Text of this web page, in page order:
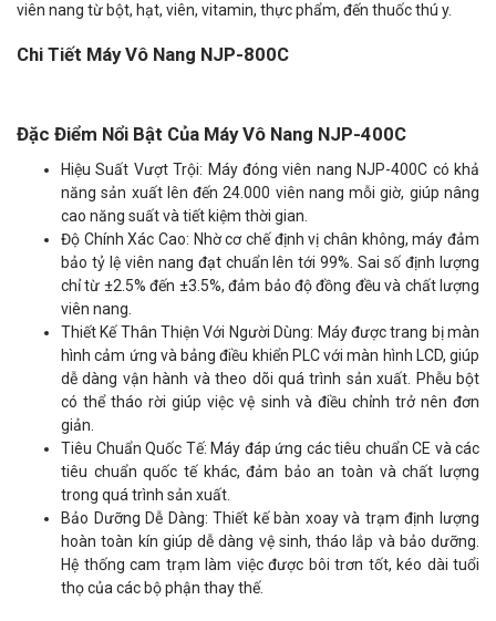
viên nang từ bột, hạt, viên, vitamin, thực phẩm, đến thuốc thú y.
Chi Tiết Máy Vô Nang NJP-800C
Đặc Điểm Nổi Bật Của Máy Vô Nang NJP-400C
Hiệu Suất Vượt Trội: Máy đóng viên nang NJP-400C có khả
năng sản xuất lên đến 24.000 viên nang mỗi giờ, giúp nâng
cao năng suất và tiết kiệm thời gian.
Độ Chính Xác Cao: Nhờ cơ chế định vị chân không, máy đảm
bảo tỷ lệ viên nang đạt chuẩn lên tới 99%. Sai số định lượng
chỉ từ ±2.5% đến ±3.5%, đảm bảo độ đồng đều và chất lượng
viên nang.
Thiết Kế Thân Thiện Với Người Dùng: Máy được trang bị màn
hình cảm ứng và bảng điều khiển PLC với màn hình LCD, giúp
dễ dàng vận hành và theo dõi quá trình sản xuất. Phễu bột
có thể tháo rời giúp việc vệ sinh và điều chỉnh trở nên đơn
giản.
Tiêu Chuẩn Quốc Tế: Máy đáp ứng các tiêu chuẩn CE và các
tiêu chuẩn quốc tế khác, đảm bảo an toàn và chất lượng
trong quá trình sản xuất.
Bảo Dưỡng Dễ Dàng: Thiết kế bàn xoay và trạm định lượng
hoàn toàn kín giúp dễ dàng vệ sinh, tháo lắp và bảo dưỡng.
Hệ thống cam trạm làm việc được bôi trơn tốt, kéo dài tuổi
thọ của các bộ phận thay thế.